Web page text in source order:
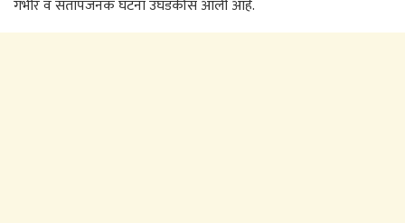
गंभीर व संतापजनक घटना उघडकीस आली आहे.